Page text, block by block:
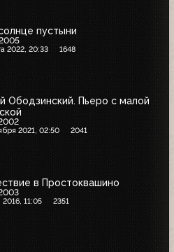
пустыни
2022, 20:33 1648
Ободзинский. Пьеро с малой
2021, 02:50 2041
в Простоквашино
11:05 2351